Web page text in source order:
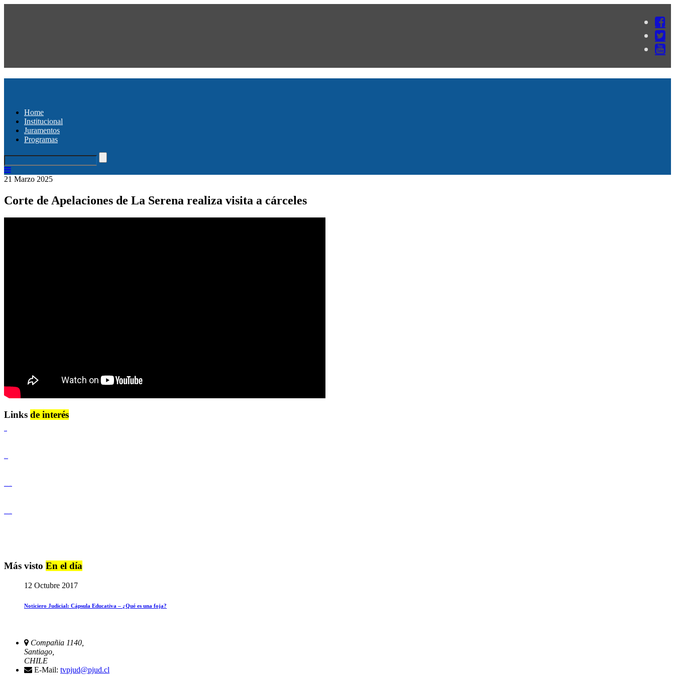
Home
Institucional
Juramentos
Programas
21 Marzo 2025
Corte de Apelaciones de La Serena realiza visita a cárceles
Links de interés
Más visto En el día
12 Octubre 2017
Noticiero Judicial: Cápsula Educativa – ¿Qué es una foja?
Compañia 1140,
Santiago,
CHILE
E-Mail: tvpjud@pjud.cl